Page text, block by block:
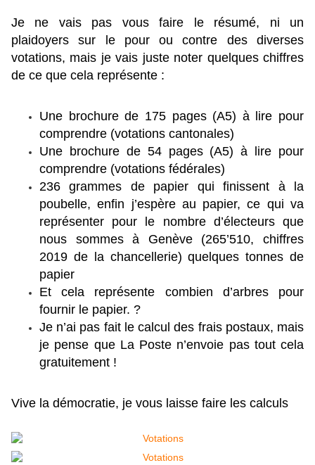
Je ne vais pas vous faire le résumé, ni un
plaidoyers sur le pour ou contre des diverses
votations, mais je vais juste noter quelques chiffres
de ce que cela représente :
Une brochure de 175 pages (A5) à lire pour
comprendre (votations cantonales)
Une brochure de 54 pages (A5) à lire pour
comprendre (votations fédérales)
236 grammes de papier qui finissent à la
poubelle, enfin j’espère au papier, ce qui va
représenter pour le nombre d’électeurs que
nous sommes à Genève (265’510, chiffres
2019 de la chancellerie) quelques tonnes de
papier
Et cela représente combien d’arbres pour
fournir le papier. ?
Je n’ai pas fait le calcul des frais postaux, mais
je pense que La Poste n’envoie pas tout cela
gratuitement !
Vive la démocratie, je vous laisse faire les calculs